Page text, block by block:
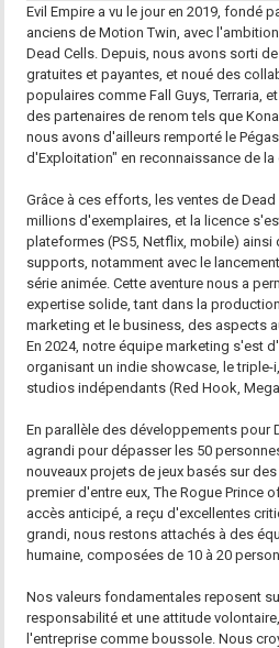
Evil Empire a vu le jour en 2019, fondé
anciens de Motion Twin, avec
Dead Cells. Depuis, nous avons sorti
gratuites et payantes, et noué des
populaires comme Fall Guys, Terraria,
des partenaires de renom tels que
nous avons d'ailleurs remporté le
d'Exploitation" en reconnaissance de
Grâce à ces efforts, les ventes de
millions d'exemplaires, et la licence
plateformes (PS5, Netflix, mobile) ainsi
supports, notamment avec le
série animée. Cette aventure nous a
expertise solide, tant dans la
marketing et le business, des aspects
En 2024, notre équipe marketing s'est
organisant un indie showcase, le triple-
studios indépendants (Red Hook,
En parallèle des développements pour
agrandi pour dépasser les 50
nouveaux projets de jeux basés sur
premier d'entre eux, The Rogue Prince
accès anticipé, a reçu d'excellentes
grandi, nous restons attachés à des
humaine, composées de 10 à 20
Nos valeurs fondamentales reposent
responsabilité et une attitude
l'entreprise comme boussole. Nous